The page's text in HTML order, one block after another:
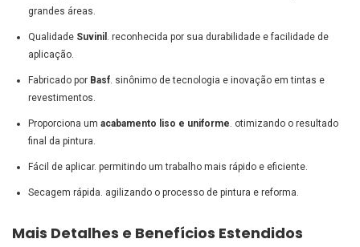
grandes áreas.
Qualidade Suvinil . reconhecida por sua durabilidade e facilidade de
aplicação.
Fabricado por Basf. sinônimo de tecnologia e inovação em tintas e
revestimentos.
Proporciona um acabamento liso e uniforme. otimizando o resultado
final da pintura.
Fácil de aplicar. permitindo um trabalho mais rápido e eficiente.
Secagem rápida. agilizando o processo de pintura e reforma.
Mais Detalhes e Benefícios Estendidos